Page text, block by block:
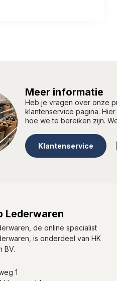
Meer informatie
Heb je vragen over onze
klantenservice pagina.
hoe we te bereiken zijn.
Klantenservice
Lederwaren
de online specialist
is onderdeel van HK
BV.
1